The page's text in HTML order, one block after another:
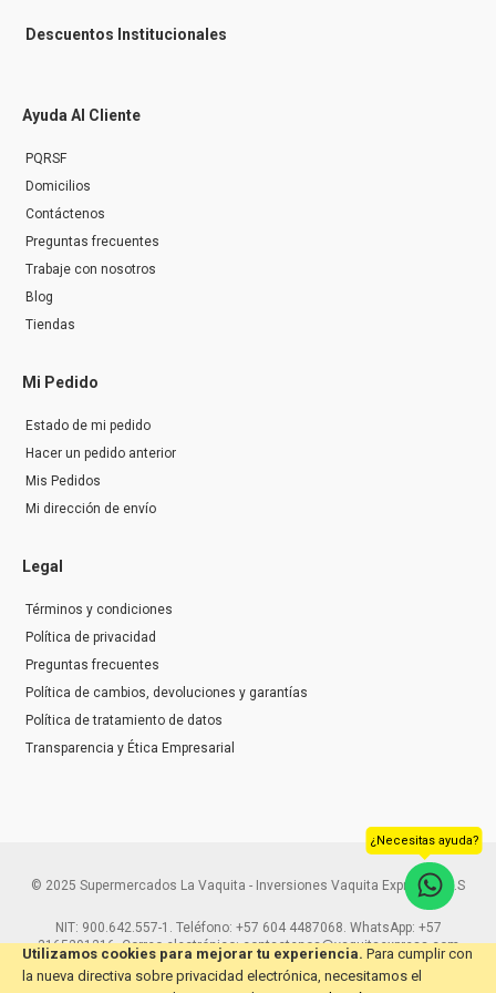
Utilizamos cookies para mejorar tu experiencia. Para cumplir con
la nueva directiva sobre privacidad electrónica, necesitamos el
Descuentos Institucionales
Ayuda Al Cliente
PQRSF
Domicilios
Contáctenos
Preguntas frecuentes
Trabaje con nosotros
Blog
Tiendas
Mi Pedido
Estado de mi pedido
Hacer un pedido anterior
Mis Pedidos
Mi dirección de envío
Legal
Términos y condiciones
Política de privacidad
Preguntas frecuentes
Política de cambios, devoluciones y garantías
Política de tratamiento de datos
Transparencia y Ética Empresarial
© 2025 Supermercados La Vaquita - Inversiones Vaquita Express S.A.S
NIT: 900.642.557-1. Teléfono: +57 604 4487068. WhatsApp: +57
3165291216. Correo electrónico: contactenos@vaquitaexpress.com
¿Necesitas ayuda?